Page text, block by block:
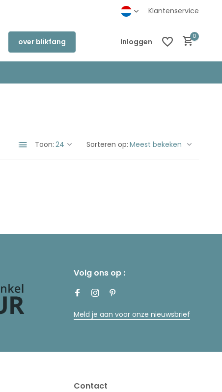
Klantenservice
over blikfang Inloggen
0
Toon: Sorteren op:
Volg ons op :
Meld je aan voor onze nieuwsbrief
Contact